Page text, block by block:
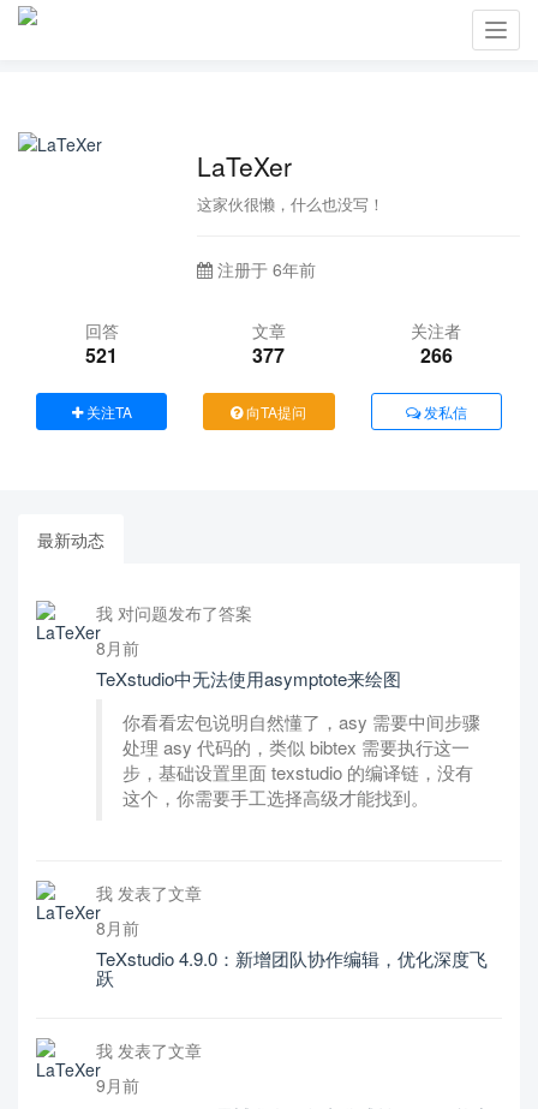
LaTeXer
这家伙很懒，什么也没写！
注册于 6年前
回答
521
文章
377
关注者
266
关注TA 向TA提问 发私信
最新动态
我 对问题发布了答案
8月前
TeXstudio中无法使用asymptote来绘图
你看看宏包说明自然懂了，asy 需要中间步骤
处理 asy 代码的，类似 bibtex 需要执行这一
步，基础设置里面 texstudio 的编译链，没有
这个，你需要手工选择高级才能找到。
我 发表了文章
8月前
TeXstudio 4.9.0：新增团队协作编辑，优化深度飞
跃
我 发表了文章
9月前